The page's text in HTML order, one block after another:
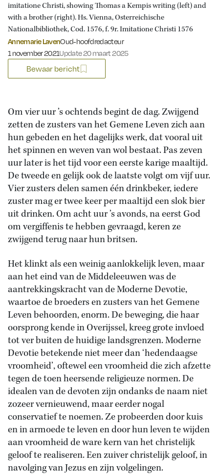
imitatione Christi, showing Thomas a Kempis writing (left) and
with a brother (right). Hs. Vienna, Osterreichische
Nationalbibliothek, Cod. 1576, f. 9r. Imitatione Christi 1576
Annemarie LavenOud-hoofdredacteur
Gepubliceerd op:
1 november 2021Update 20 maart 2025
Bewaar bericht
Om vier uur ’s ochtends begint de dag. Zwijgend
zetten de zusters van het Gemene Leven zich aan
hun gebeden en het dagelijks werk, dat vooral uit
het spinnen en weven van wol bestaat. Pas zeven
uur later is het tijd voor een eerste karige maaltijd.
De tweede en gelijk ook de laatste volgt om vijf uur.
Vier zusters delen samen één drinkbeker, iedere
zuster mag er twee keer per maaltijd een slok bier
uit drinken. Om acht uur ’s avonds, na eerst God
om vergiffenis te hebben gevraagd, keren ze
zwijgend terug naar hun britsen.
Het klinkt als een weinig aanlokkelijk leven, maar
aan het eind van de Middeleeuwen was de
aantrekkingskracht van de Moderne Devotie,
waartoe de broeders en zusters van het Gemene
Leven behoorden, enorm. De beweging, die haar
oorsprong kende in Overijssel, kreeg grote invloed
tot ver buiten de huidige landsgrenzen. Moderne
Devotie betekende niet meer dan ‘hedendaagse
vroomheid’, oftewel een vroomheid die zich afzette
tegen de toen heersende religieuze normen. De
idealen van de devoten zijn ondanks de naam niet
zozeer vernieuwend, maar eerder nogal
conservatief te noemen. Ze probeerden door kuis
en in armoede te leven en door hun leven te wijden
aan vroomheid de ware kern van het christelijk
geloof te realiseren. Een zuiver christelijk geloof, in
navolging van Jezus en zijn volgelingen.